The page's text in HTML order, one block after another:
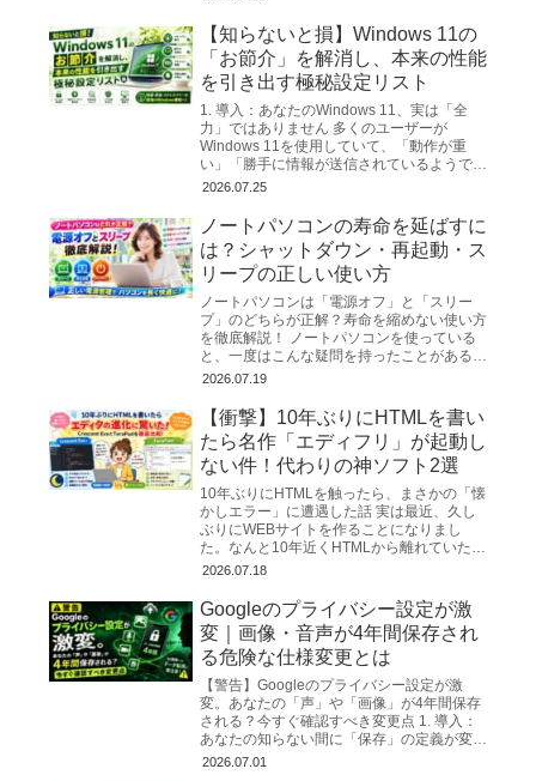
【知らないと損】Windows 11の
「お節介」を解消し、本来の性能
を引き出す極秘設定リスト
1. 導入：あなたのWindows 11、実は「全
力」ではありません 多くのユーザーが
Windows 11を使用していて、「動作が重
い」「勝手に情報が送信されているようで不
安だ」と感じるのは、決して気のせいではあ
2026.07.25
ノートパソコンの寿命を延ばすに
は？シャットダウン・再起動・ス
リープの正しい使い方
ノートパソコンは「電源オフ」と「スリー
プ」のどちらが正解？寿命を縮めない使い方
を徹底解説！ ノートパソコンを使っている
と、一度はこんな疑問を持ったことがあるの
ではないでしょうか。 「毎日シャットダウ
2026.07.19
【衝撃】10年ぶりにHTMLを書い
たら名作「エディフリ」が起動し
ない件！代わりの神ソフト2選
10年ぶりにHTMLを触ったら、まさかの「懐
かしエラー」に遭遇した話 実は最近、久し
ぶりにWEBサイトを作ることになりまし
た。なんと10年近くHTMLから離れていたの
で、勘を取り戻すのに必死…。とりあえず慣
2026.07.18
Googleのプライバシー設定が激
変｜画像・音声が4年間保存され
る危険な仕様変更とは
【警告】Googleのプライバシー設定が激
変。あなたの「声」や「画像」が4年間保存
される？今すぐ確認すべき変更点 1. 導入：
あなたの知らない間に「保存」の定義が変わ
った ITジャーナリスト、そしてプライバシ
2026.07.01